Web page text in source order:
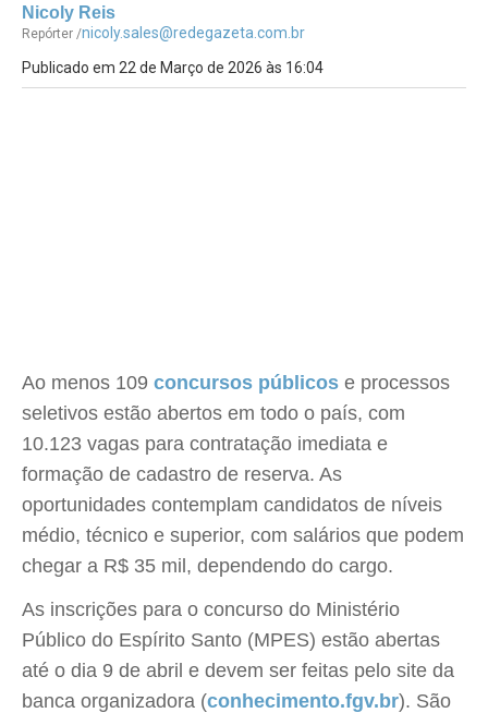
Nicoly Reis
Repórter /nicoly.sales@redegazeta.com.br
Publicado em 22 de Março de 2026 às 16:04
Ao menos 109 concursos públicos e processos
seletivos estão abertos em todo o país, com
10.123 vagas para contratação imediata e
formação de cadastro de reserva. As
oportunidades contemplam candidatos de níveis
médio, técnico e superior, com salários que podem
chegar a R$ 35 mil, dependendo do cargo.
As inscrições para o concurso do Ministério
Público do Espírito Santo (MPES) estão abertas
até o dia 9 de abril e devem ser feitas pelo site da
banca organizadora (conhecimento.fgv.br). São